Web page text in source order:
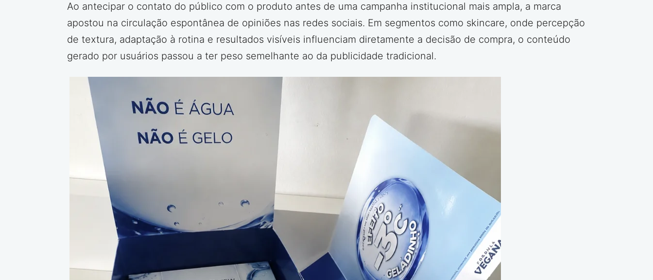
Ao antecipar o contato do público com o produto antes de uma campanha institucional mais ampla, a marca
apostou na circulação espontânea de opiniões nas redes sociais. Em segmentos como skincare, onde percepção
de textura, adaptação à rotina e resultados visíveis influenciam diretamente a decisão de compra, o conteúdo
gerado por usuários passou a ter peso semelhante ao da publicidade tradicional.